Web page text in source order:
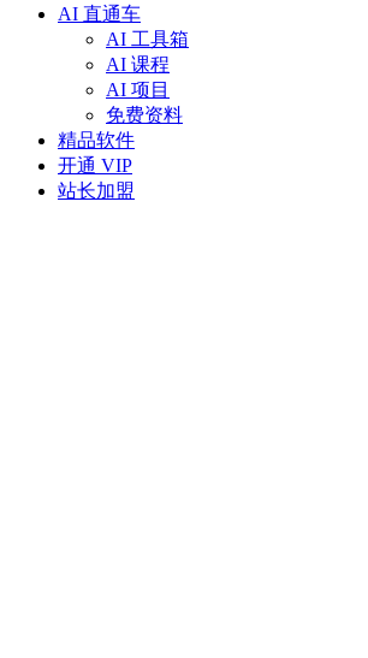
AI 直通车
AI 工具箱
AI 课程
AI 项目
免费资料
精品软件
开通 VIP
站长加盟